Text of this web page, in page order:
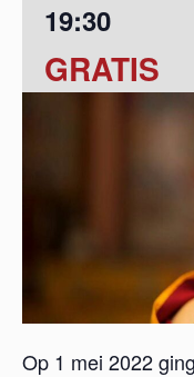
19:30
GRATIS
Op 1 mei 2022